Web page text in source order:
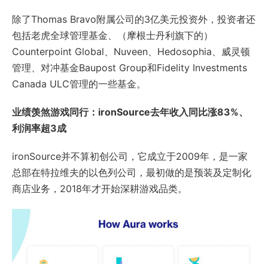
除了Thomas Bravo附属公司的3亿美元投资外，投资者还
包括老虎全球管理基金、（摩根士丹利旗下的）
Counterpoint Global、Nuveen、Hedosophia、威灵顿
管理、对冲基金Baupost Group和Fidelity Investments
Canada ULC管理的一些基金。
业绩羡煞游戏同行：ironSource去年收入同比涨83%、
利润率超3成
ironSource并不算初创公司，它成立于2009年，是一家
总部在特拉维夫的以色列公司，最初做的是预装及定制化
商店业务，2018年才开始深耕游戏品类。